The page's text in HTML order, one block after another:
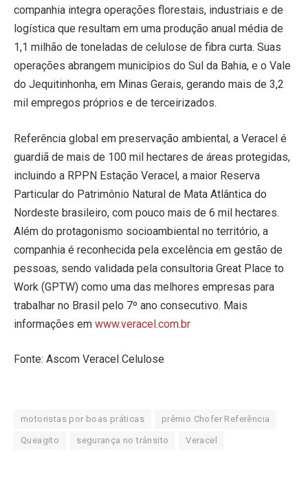
companhia integra operações florestais, industriais e de
logística que resultam em uma produção anual média de
1,1 milhão de toneladas de celulose de fibra curta. Suas
operações abrangem municípios do Sul da Bahia, e o Vale
do Jequitinhonha, em Minas Gerais, gerando mais de 3,2
mil empregos próprios e de terceirizados.
Referência global em preservação ambiental, a Veracel é
guardiã de mais de 100 mil hectares de áreas protegidas,
incluindo a RPPN Estação Veracel, a maior Reserva
Particular do Patrimônio Natural de Mata Atlântica do
Nordeste brasileiro, com pouco mais de 6 mil hectares.
Além do protagonismo socioambiental no território, a
companhia é reconhecida pela excelência em gestão de
pessoas, sendo validada pela consultoria Great Place to
Work (GPTW) como uma das melhores empresas para
trabalhar no Brasil pelo 7º ano consecutivo. Mais
informações em www.veracel.com.br
Fonte: Ascom Veracel Celulose
motoristas por boas práticas prêmio Chofer Referência
Queagito segurança no trânsito Veracel